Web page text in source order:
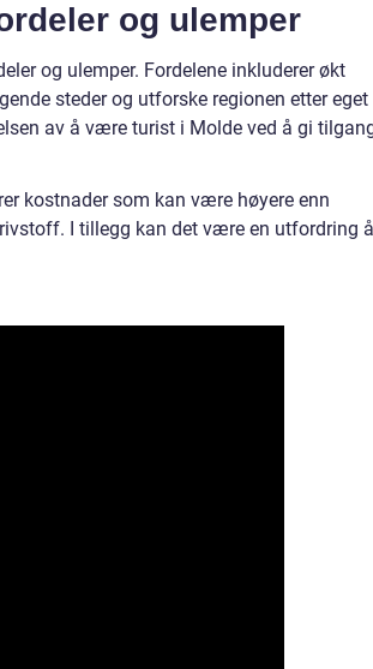
og ulemper
og ulemper. Fordelene inkluderer økt
steder og utforske regionen etter eget
av å være turist i Molde ved å gi
kostnader som kan være høyere enn
I tillegg kan det være en utfordring å